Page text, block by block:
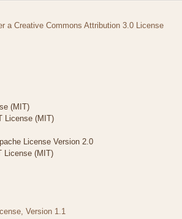
a Creative Commons Attribution 3.0 License
(MIT)
License (MIT)
License Version 2.0
License (MIT)
Version 1.1